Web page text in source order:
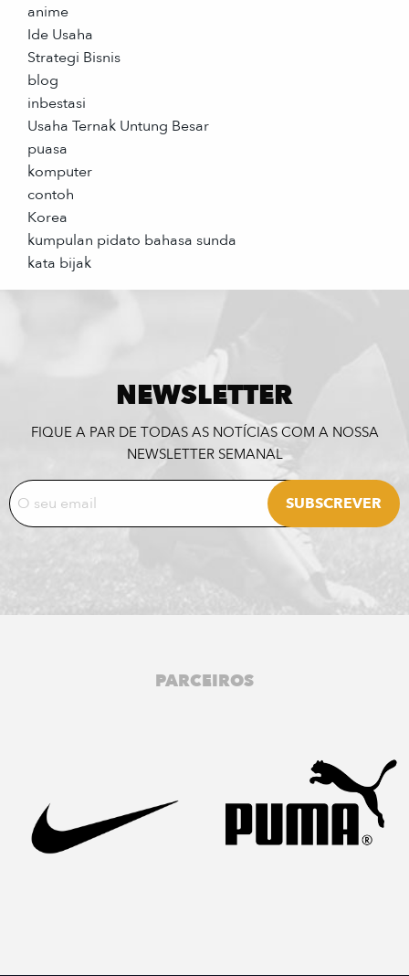
anime
Ide Usaha
Strategi Bisnis
blog
inbestasi
Usaha Ternak Untung Besar
puasa
komputer
contoh
Korea
kumpulan pidato bahasa sunda
kata bijak
NEWSLETTER
FIQUE A PAR DE TODAS AS NOTÍCIAS COM A NOSSA
NEWSLETTER SEMANAL
PARCEIROS